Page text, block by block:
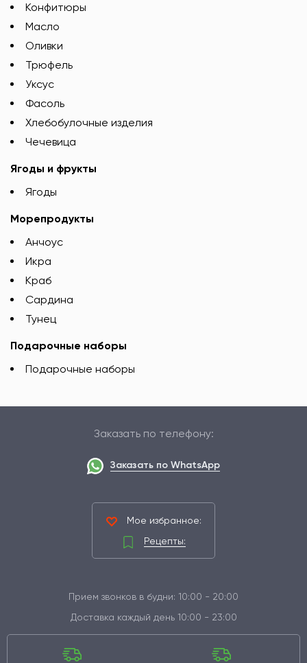
Конфитюры
Масло
Оливки
Трюфель
Уксус
Фасоль
Хлебобулочные изделия
Чечевица
Ягоды и фрукты
Ягоды
Морепродукты
Анчоус
Икра
Краб
Сардина
Тунец
Подарочные наборы
Подарочные наборы
Заказать по телефону:
Заказать по WhatsApp
Мое избранное:
Рецепты:
Прием звонков в будни: 10:00 - 20:00
Доставка каждый день 10:00 - 23:00